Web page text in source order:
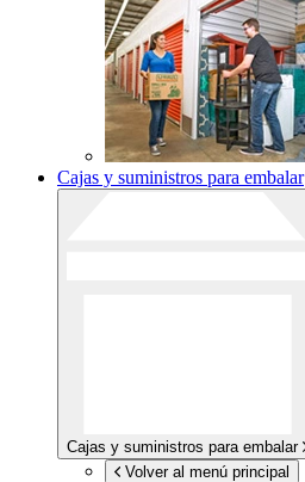
Cajas y suministros para embalar
Cajas y suministros para embalar
Volver al menú principal